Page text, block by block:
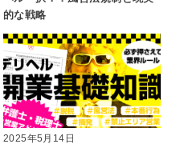
的な戦略
2025年5月14日